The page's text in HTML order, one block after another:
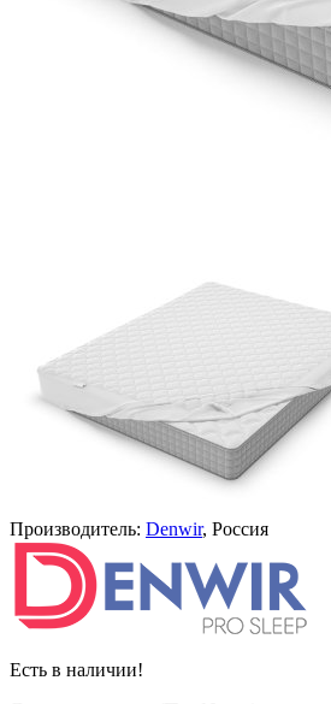
Производитель: Denwir, Россия
Есть в наличии!